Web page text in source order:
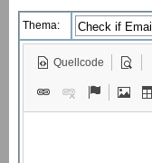
Thema:
Quellcode